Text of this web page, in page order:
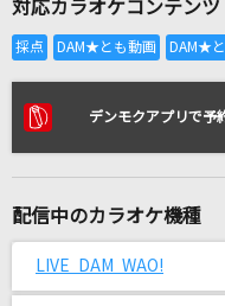
リアルタイ
ベスト
対応カラオケコンテンツ
デンモクアプリで予
配信中のカラオケ機種
LIVE DAM WAO!